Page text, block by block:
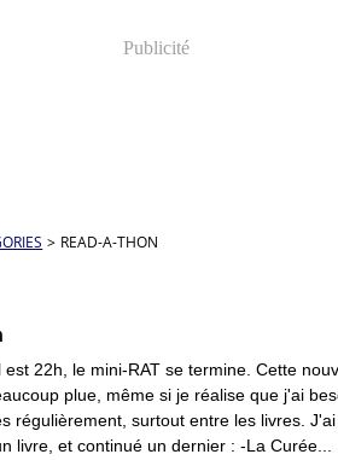
Publicité
> READ-A-THON
est 22h, le mini-RAT se termine. Cette
plue, même si je réalise que j'ai
régulièrement, surtout entre les livres.
livre, et continué un dernier : -La Curée...